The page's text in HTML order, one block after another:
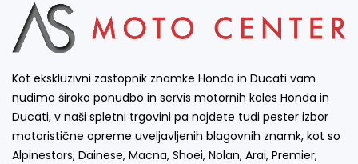
Kot ekskluzivni zastopnik znamke Honda in Ducati vam
nudimo široko ponudbo in servis motornih koles Honda in
Ducati, v naši spletni trgovini pa najdete tudi pester izbor
motoristične opreme uveljavljenih blagovnih znamk, kot so
Alpinestars, Dainese, Macna, Shoei, Nolan, Arai, Premier,